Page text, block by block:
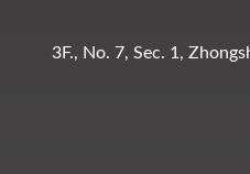
3F., No. 7, Sec. 1,